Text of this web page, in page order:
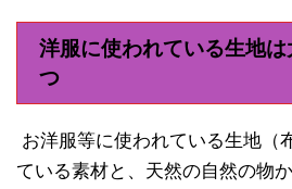
洋服に使われている生地は
つ
お洋服等に使われている生地（
ている素材と、天然の自然の物